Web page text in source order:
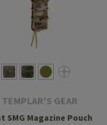
TEMPLAR'S GEAR
SMG Magazine Pouch